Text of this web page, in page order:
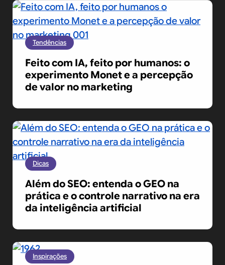
Tendências
Feito com IA, feito por humanos: o
experimento Monet e a percepção
de valor no marketing
Dicas
Além do SEO: entenda o GEO na
prática e o controle narrativo na era
da inteligência artificial
Inspirações